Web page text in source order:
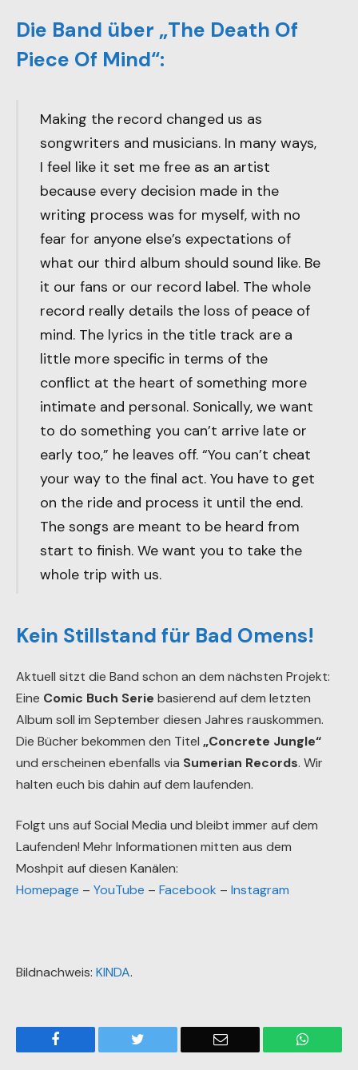
Die Band über „The Death Of
Piece Of Mind“:
Making the record changed us as
songwriters and musicians. In many ways,
I feel like it set me free as an artist
because every decision made in the
writing process was for myself, with no
fear for anyone else’s expectations of
what our third album should sound like. Be
it our fans or our record label. The whole
record really details the loss of peace of
mind. The lyrics in the title track are a
little more specific in terms of the
conflict at the heart of something more
intimate and personal. Sonically, we want
to do something you can’t arrive late or
early too,” he leaves off. “You can’t cheat
your way to the final act. You have to get
on the ride and process it until the end.
The songs are meant to be heard from
start to finish. We want you to take the
whole trip with us.
Kein Stillstand für Bad Omens!
Aktuell sitzt die Band schon an dem nächsten Projekt:
Eine Comic Buch Serie basierend auf dem letzten
Album soll im September diesen Jahres rauskommen.
Die Bücher bekommen den Titel „Concrete Jungle“
und erscheinen ebenfalls via Sumerian Records. Wir
halten euch bis dahin auf dem laufenden.
Folgt uns auf Social Media und bleibt immer auf dem
Laufenden! Mehr Informationen mitten aus dem
Moshpit auf diesen Kanälen:
Homepage – YouTube – Facebook – Instagram
Bildnachweis: KINDA.
Email